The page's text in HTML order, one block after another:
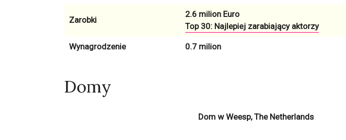
Zarobki
2.6 milion Euro
Top 30: Najlepiej zarabiający aktorzy
Wynagrodzenie 0.7 milion
Domy
Dom w Weesp, The Netherlands